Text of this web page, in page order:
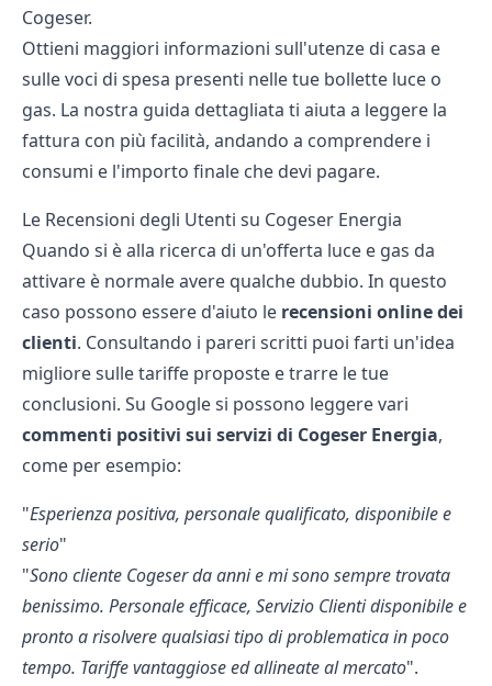
Cogeser.
Ottieni maggiori informazioni sull'utenze di casa e
sulle voci di spesa presenti nelle tue bollette luce o
gas. La nostra guida dettagliata ti aiuta a leggere la
fattura con più facilità, andando a comprendere i
consumi e l'importo finale che devi pagare.
Le Recensioni degli Utenti su Cogeser Energia
Quando si è alla ricerca di un'offerta luce e gas da
attivare è normale avere qualche dubbio. In questo
caso possono essere d'aiuto le recensioni online dei
clienti. Consultando i pareri scritti puoi farti un'idea
migliore sulle tariffe proposte e trarre le tue
conclusioni. Su Google si possono leggere vari
commenti positivi sui servizi di Cogeser Energia,
come per esempio:
"Esperienza positiva, personale qualificato, disponibile e
serio"
"Sono cliente Cogeser da anni e mi sono sempre trovata
benissimo. Personale efficace, Servizio Clienti disponibile e
pronto a risolvere qualsiasi tipo di problematica in poco
tempo. Tariffe vantaggiose ed allineate al mercato".